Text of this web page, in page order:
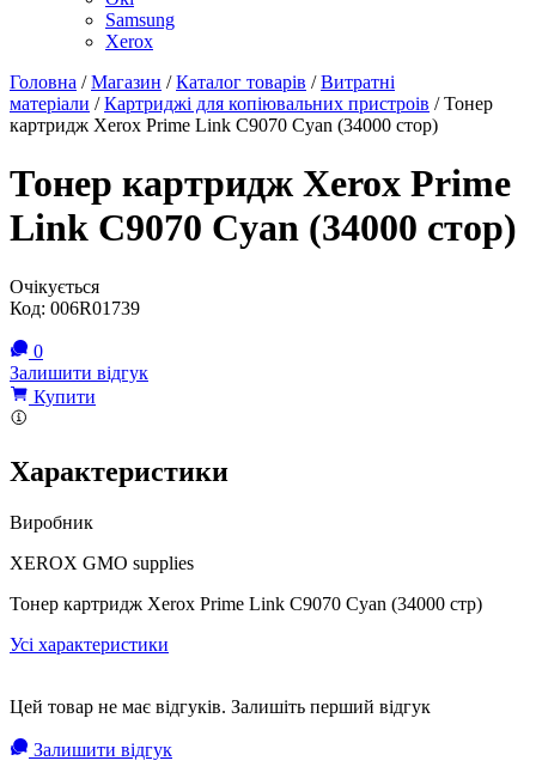
Samsung
Xerox
Головна /Магазин /Каталог товарів /Витратні
матеріали /Картриджі для копіювальних пристроів / Тонер
картридж Xerox Prime Link C9070 Cyan (34000 стор)
Тонер картридж Xerox Prime
Link C9070 Cyan (34000 стор)
Очікується
Код: 006R01739
0
Залишити відгук
Купити
Характеристики
Виробник
XEROX GMO supplies
Тонер картридж Xerox Prime Link C9070 Cyan (34000 стр)
Усі характеристики
Цей товар не має відгуків. Залишіть перший відгук
Залишити відгук